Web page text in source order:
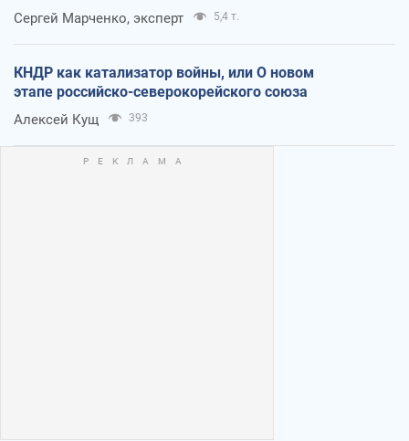
Сергей Марченко, эксперт 5,4 т.
КНДР как катализатор войны, или О новом
этапе российско-северокорейского союза
Алексей Кущ 393